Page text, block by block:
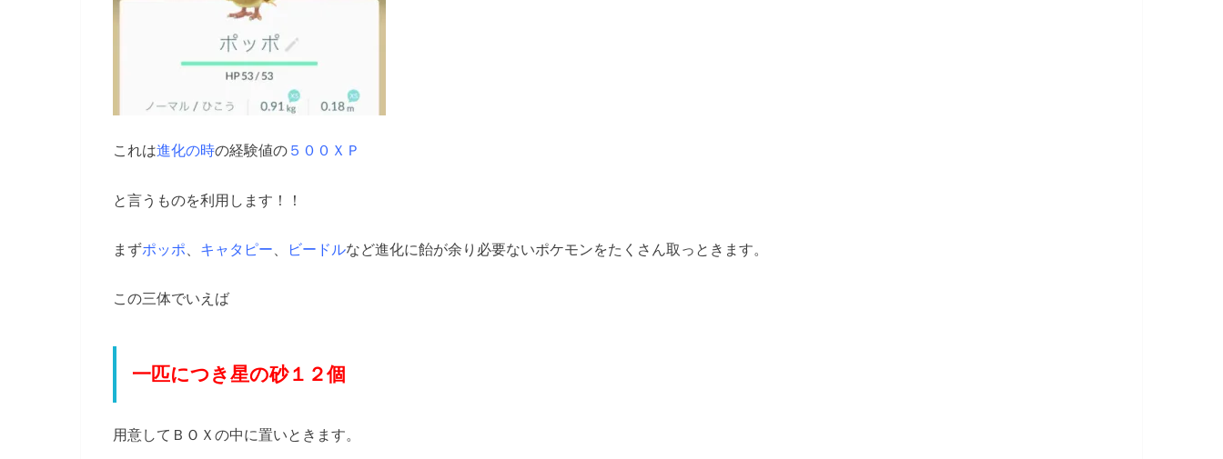
これは進化の時の経験値の ５００ＸＰ
と言うものを利用します！！
まずポッポ キャタピー ビードルなど進化に飴が余り必要ないポケモンをたくさん取っときます。
この三体でいえば
一匹につき星の砂１２個
用意してＢＯＸの中に置いときます。